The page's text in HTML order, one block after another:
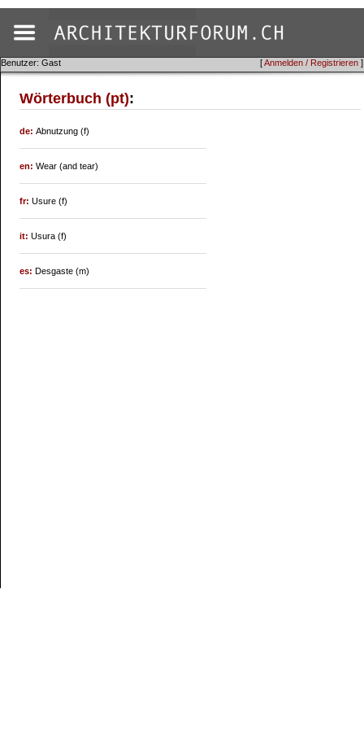
[Anmelden / Registrieren ]
Benutzer: Gast
Wörterbuch (pt):
de:Abnutzung (f)
en:Wear (and tear)
fr:Usure (f)
it:Usura (f)
es:Desgaste (m)